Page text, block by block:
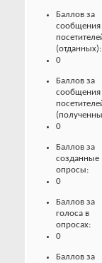
Баллов за
сообщения
(отданных):
0
Баллов за
сообщения
0
Баллов за
созданные
опросы:
0
Баллов за
голоса в
опросах:
0
Баллов за